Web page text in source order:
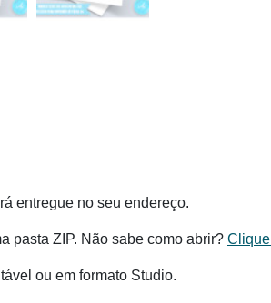
entregue no seu endereço.
pasta ZIP. Não sabe como abrir?
ou em formato Studio.